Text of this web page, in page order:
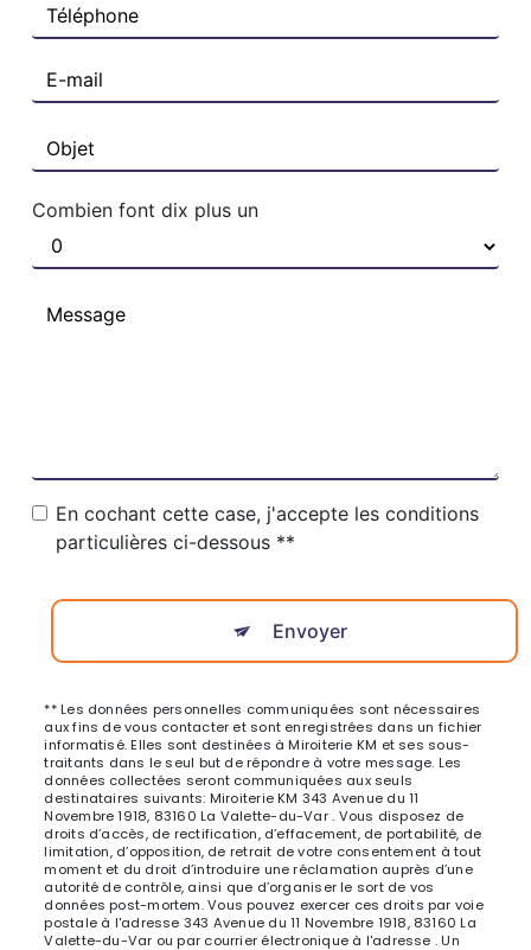
Combien font dix plus un
En cochant cette case, j'accepte les conditions
particulières ci-dessous **
Envoyer
** Les données personnelles communiquées sont nécessaires
aux fins de vous contacter et sont enregistrées dans un fichier
informatisé. Elles sont destinées à Miroiterie KM et ses sous-
traitants dans le seul but de répondre à votre message. Les
données collectées seront communiquées aux seuls
destinataires suivants: Miroiterie KM 343 Avenue du 11
Novembre 1918, 83160 La Valette-du-Var . Vous disposez de
droits d’accès, de rectification, d’effacement, de portabilité, de
limitation, d’opposition, de retrait de votre consentement à tout
moment et du droit d’introduire une réclamation auprès d’une
autorité de contrôle, ainsi que d’organiser le sort de vos
données post-mortem. Vous pouvez exercer ces droits par voie
postale à l'adresse 343 Avenue du 11 Novembre 1918, 83160 La
Valette-du-Var ou par courrier électronique à l'adresse . Un